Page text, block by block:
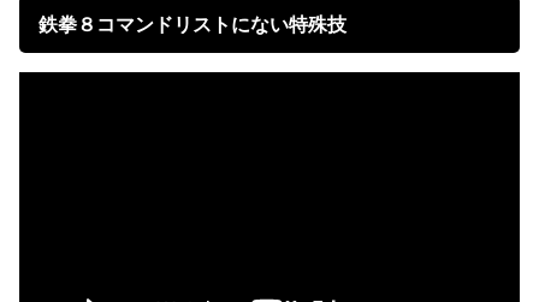
鉄拳８コマンドリストにない特殊技